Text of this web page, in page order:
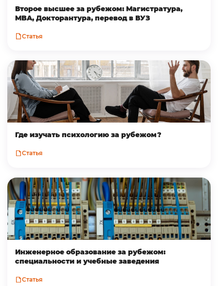
Второе высшее за рубежом: Магистратура,
MBA, Докторантура, перевод в ВУЗ
Статья
Где изучать психологию за рубежом?
Статья
Инженерное образование за рубежом:
специальности и учебные заведения
Статья